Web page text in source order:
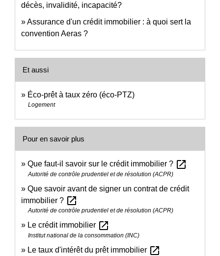
décès, invalidité, incapacité?
Assurance d'un crédit immobilier : à quoi sert la
convention Aeras ?
Et aussi
Éco-prêt à taux zéro (éco-PTZ)
Logement
Pour en savoir plus
Que faut-il savoir sur le crédit immobilier ? open_in_new
Autorité de contrôle prudentiel et de résolution (ACPR)
Que savoir avant de signer un contrat de crédit
immobilier ? open_in_new
Autorité de contrôle prudentiel et de résolution (ACPR)
Le crédit immobilier open_in_new
Institut national de la consommation (INC)
Le taux d'intérêt du prêt immobilier open_in_new